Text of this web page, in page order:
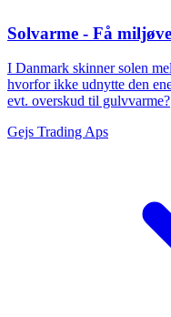
Solvarme - Få
I Danmark skinner solen
hvorfor ikke udnytte den
evt. overskud til gulvvarme?
Gejs Trading Aps